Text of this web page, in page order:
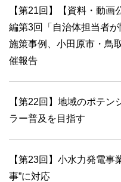
【第21回】【資料・動
編第3回「自治体担当者
施策事例、小田原市・鳥
催報告
【第22回】地域のポテ
ラー普及を目指す
【第23回】小水力発電事
事”に対応